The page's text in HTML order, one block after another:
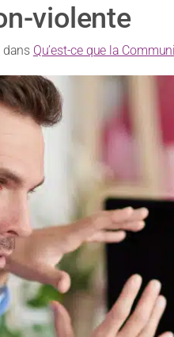
violente
dans Qu’est-ce que la